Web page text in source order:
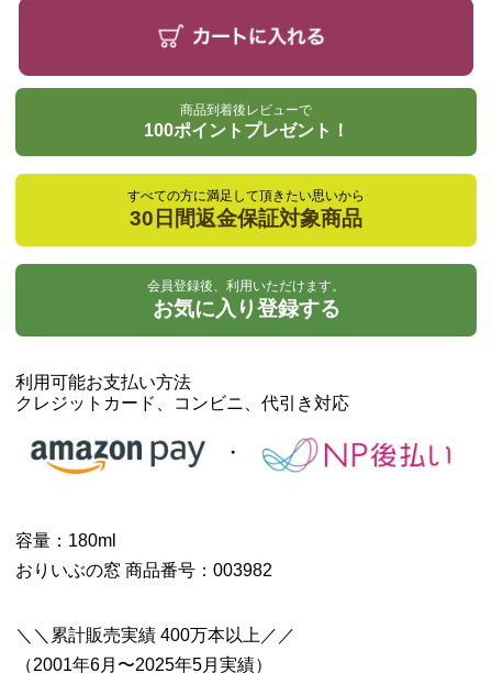
商品到着後レビューで
100ポイントプレゼント！
すべての方に満足して頂きたい思いから
30日間返金保証対象商品
会員登録後、利用いただけます。
お気に入り登録する
利用可能お支払い方法
クレジットカード、コンビニ、代引き対応
容量：180ml
おりいぶの窓 商品番号：003982
＼＼累計販売実績 400万本以上／／
（2001年6月〜2025年5月実績）